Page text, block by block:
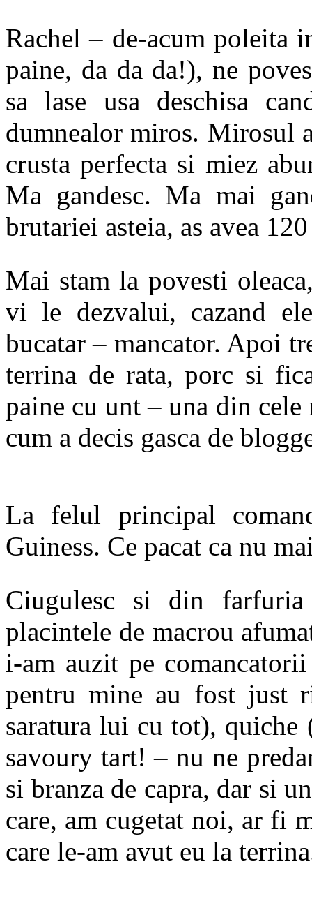
Rachel – de-acum poleita
paine, da da da!), ne
sa lase usa deschisa
dumnealor miros. Mirosul
crusta perfecta si miez
Ma gandesc. Ma mai
brutariei asteia, as avea
Mai stam la povesti
vi le dezvalui, cazand
bucatar – mancator. Apoi
terrina de rata, porc si
paine cu unt – una din
cum a decis gasca de
La felul principal
Guiness. Ce pacat ca nu
Ciugulesc si din
placintele de macrou
i-am auzit pe
pentru mine au fost just
saratura lui cu tot), quiche
savoury tart! – nu ne
si branza de capra, dar si
care, am cugetat noi, ar fi
care le-am avut eu la